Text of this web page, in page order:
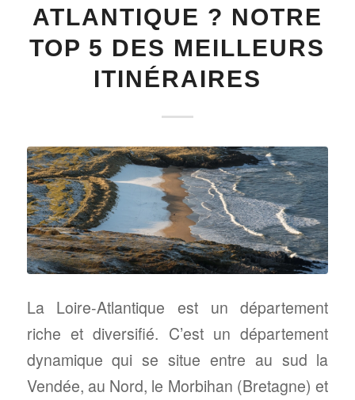
ATLANTIQUE ? NOTRE
TOP 5 DES MEILLEURS
ITINÉRAIRES
La Loire-Atlantique est un département
riche et diversifié. C’est un département
dynamique qui se situe entre au sud la
Vendée, au Nord, le Morbihan (Bretagne) et